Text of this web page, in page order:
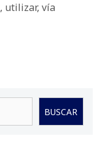
, utilizar, vía
BUSCAR